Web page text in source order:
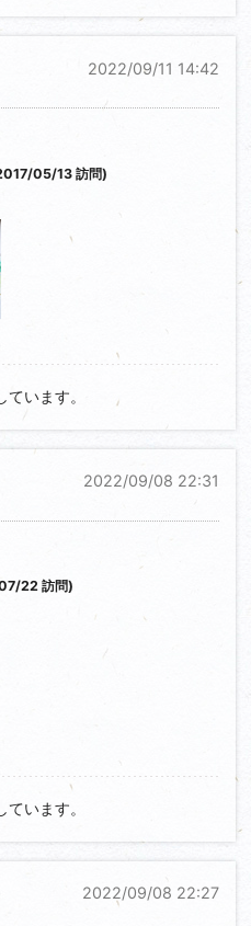
2022/09/11 14:42
05/13 訪問)
います。
2022/09/08 22:31
22 訪問)
います。
2022/09/08 22:27